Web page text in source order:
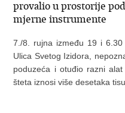
provalio u prostorije
mjerne instrumente
7./8. rujna između 19 i 6.30
Ulica Svetog Izidora,
poduzeća i otuđio razni
šteta iznosi više desetaka